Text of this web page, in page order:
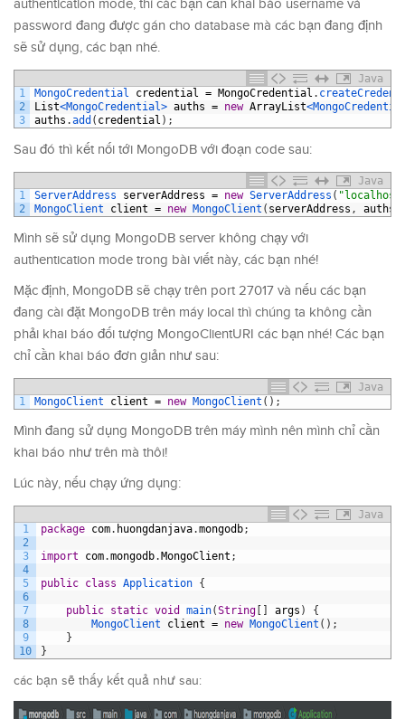
authentication mode, thì các bạn cần khai báo username và
password đang được gán cho database mà các bạn đang định
sẽ sử dụng, các bạn nhé.
Java
1
2
3
MongoCredential credential = MongoCredential .
List<MongoCredential> auths = new ArrayList
auths .add ( credential ) ;
Sau đó thì kết nối tới MongoDB với đoạn code sau:
Java
1
2
ServerAddress serverAddress = new ServerAddress (
MongoClient client = new MongoClient ( serverAddress , auths
Mình sẽ sử dụng MongoDB server không chạy với
authentication mode trong bài viết này, các bạn nhé!
Mặc định, MongoDB sẽ chạy trên port 27017 và nếu các bạn
đang cài đặt MongoDB trên máy local thì chúng ta không cần
phải khai báo đối tượng MongoClientURI các bạn nhé! Các bạn
chỉ cần khai báo đơn giản như sau:
Java
1
MongoClient client = new MongoClient ( ) ;
Mình đang sử dụng MongoDB trên máy mình nên mình chỉ cần
khai báo như trên mà thôi!
Lúc này, nếu chạy ứng dụng:
Java
1
2
3
4
5
6
7
8
9
10
package com. huongdanjava.mongodb;
import com.mongodb.MongoClient ;
public class Application {
public static void main(String [ ] args )
{
MongoClient client = new MongoClient ( ) ;
}
}
các bạn sẽ thấy kết quả như sau: